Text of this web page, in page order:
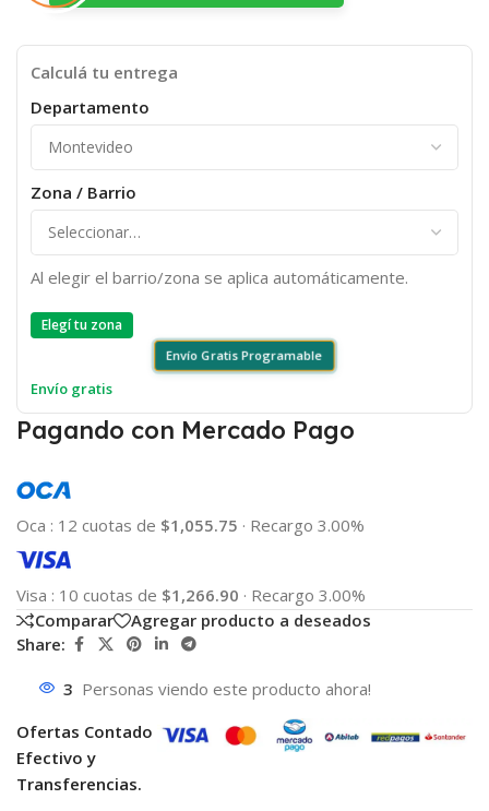
Calculá tu entrega
Departamento
Zona / Barrio
Al elegir el barrio/zona se aplica automáticamente.
Elegí tu zona
Envío Gratis Programable
Envío gratis
Pagando con Mercado Pago
Oca : 12 cuotas de $1,055.75 · Recargo 3.00%
Visa : 10 cuotas de $1,266.90 · Recargo 3.00%
Comparar
Agregar producto a deseados
Share:
3 Personas viendo este producto ahora!
Ofertas Contado
Efectivo y
Transferencias.